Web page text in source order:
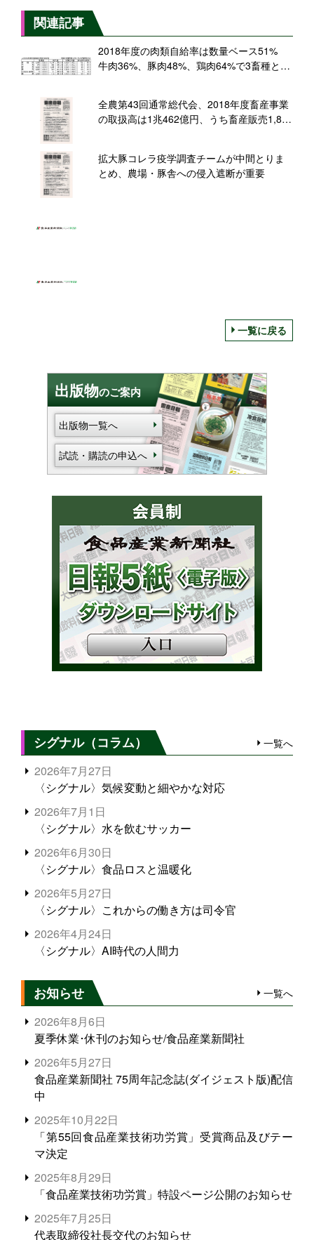
関連記事
2018年度の肉類自給率は数量ベース51%
牛肉36%、豚肉48%、鶏肉64%で3畜種とも
全農第43回通常総代会、2018年度畜産事業
の取扱高は1兆462億円、うち畜産販売1,864
拡大豚コレラ疫学調査チームが中間とりま
とめ、農場・豚舎への侵入遮断が重要
一覧に戻る
出版物のご案内
出版物一覧へ
試読・購読の申込へ
シグナル（コラム） 一覧へ
2026年7月27日
〈シグナル〉気候変動と細やかな対応
2026年7月1日
〈シグナル〉水を飲むサッカー
2026年6月30日
〈シグナル〉食品ロスと温暖化
2026年5月27日
〈シグナル〉これからの働き方は司令官
2026年4月24日
〈シグナル〉AI時代の人間力
お知らせ 一覧へ
2026年8月6日
夏季休業･休刊のお知らせ/食品産業新聞社
2026年5月27日
食品産業新聞社 75周年記念誌(ダイジェスト版)配信
中
2025年10月22日
「第55回食品産業技術功労賞」受賞商品及びテー
マ決定
2025年8月29日
「食品産業技術功労賞」特設ページ公開のお知らせ
2025年7月25日
代表取締役社長交代のお知らせ